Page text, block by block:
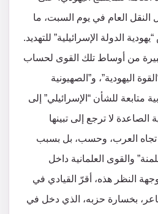
النقل العام في يوم السبت، ما
الدولة الإسرائيلية” للتهديد.
من أوساط تلك القوى لحساب
اليهودية”، و”الصهيونية
متابعة للشأن “الإسرائيلي” إلى
الصاعدة لا ترجع إلى تبينها
تجاه العرب، وحسب، بل بسبب
والقوى العلمانية داخل
النظر هذه، أقرّ القيادي في
بخسارة حزبه، الذي دخل في